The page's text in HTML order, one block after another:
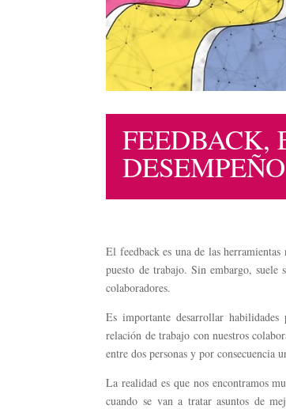
FEEDBACK,
DESEMPEÑO
El feedback es una de las
puesto de trabajo. Sin embargo, suele
colaboradores.
Es importante desarrollar
relación de trabajo con nuestros
entre dos personas y por consecuencia
La realidad es que nos encontramos
cuando se van a tratar asuntos de